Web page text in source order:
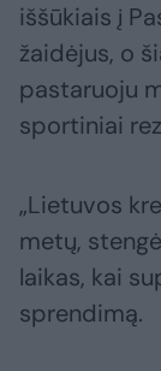
iššūkiais į
žaidėjus, o
pastaruoju
sportiniai
„Lietuvos
metų,
laikas, kai
sprendimą.